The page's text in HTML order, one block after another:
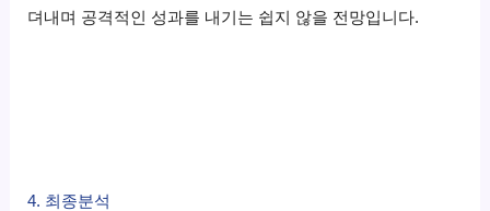
뎌내며 공격적인 성과를 내기는 쉽지 않을 전망입니다.
4. 최종분석